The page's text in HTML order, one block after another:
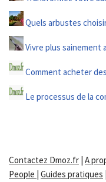
Quels arbustes
Vivre plus sainement
Comment acheter
Le processus de la
Contactez Dmoz.fr | A
People | Guides pratiques |